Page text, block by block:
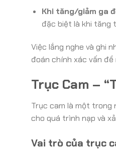
Khi tăng/giảm ga
đặc biệt là khi tăng
Việc lắng nghe và ghi
đoán chính xác vấn đề
Trục Cam –
Trục cam là một trong
cho quá trình nạp và
Vai trò của trục